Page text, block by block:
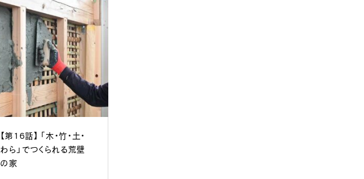
【第16話】 「木・竹・土・
わら」でつくられる荒壁
の家